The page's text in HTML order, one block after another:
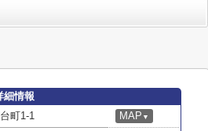
細情報
町1-1 MAP ▼